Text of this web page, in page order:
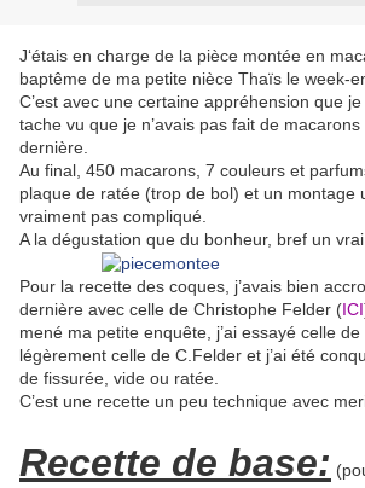
J‘étais en charge de la pièce montée en
baptême de ma petite nièce Thaïs le week-
C’est avec une certaine appréhension que
tache vu que je n’avais pas fait de macarons
dernière.
Au final, 450 macarons, 7 couleurs et
plaque de ratée (trop de bol) et un montage
vraiment pas compliqué.
A la dégustation que du bonheur, bref un
Pour la recette des coques, j’avais bien
dernière avec celle de Christophe Felder (ICI
mené ma petite enquête, j’ai essayé celle de
légèrement celle de C.Felder et j’ai été
de fissurée, vide ou ratée.
C’est une recette un peu technique avec
Recette de base: